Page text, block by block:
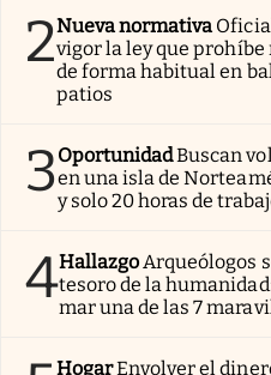
2Nueva normativa
vigor la ley que
de forma habitual en
patios
3OportunidadBuscan
en una isla de
y solo 20 horas de
4Hallazgo Arqueólogos
tesoro de la
mar una de las 7
HogarEnvolver el